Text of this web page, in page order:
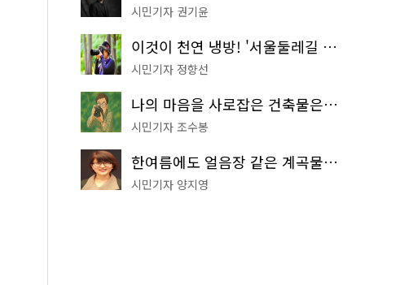
시민기자 권기윤
이것이 천연 냉방! '서울둘레길 9코스'로 숲속 피서 떠나볼까
시민기자 정향선
나의 마음을 사로잡은 건축물은? '서울시 건축상' 수상작 공개!
시민기자 조수봉
한여름에도 얼음장 같은 계곡물! 서울 '진관사 계곡'이 천국이네~
시민기자 양지영